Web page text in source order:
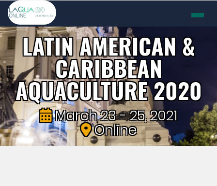
LATIN AMERICAN &
CARIBBEAN
AQUACULTURE 2020
March 23 - 25, 2021
Online